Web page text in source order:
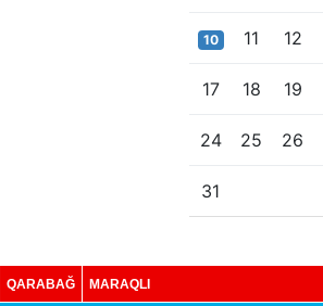
10 11 12
17 18 19
24 25 26
31
QARABAĞ MARAQLI